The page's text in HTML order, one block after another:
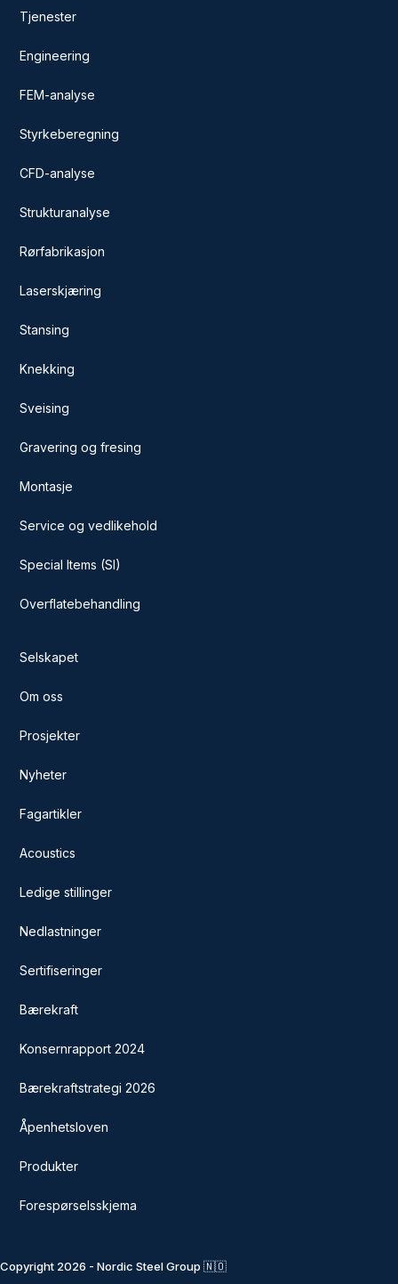
Tjenester
Engineering
FEM-analyse
Styrkeberegning
CFD-analyse
Strukturanalyse
Rørfabrikasjon
Laserskjæring
Stansing
Knekking
Sveising
Gravering og fresing
Montasje
Service og vedlikehold
Special Items (SI)
Overflatebehandling
Selskapet
Om oss
Prosjekter
Nyheter
Fagartikler
Acoustics
Ledige stillinger
Nedlastninger
Sertifiseringer
Bærekraft
Konsernrapport 2024
Bærekraftstrategi 2026
Åpenhetsloven
Produkter
Forespørselsskjema
Copyright 2026 - Nordic Steel Group 🇳🇴